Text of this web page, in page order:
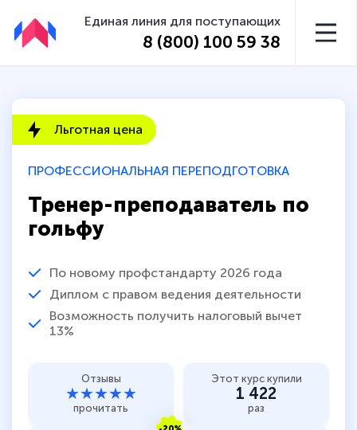
Единая линия для поступающих
8 (800) 100 59 38
ПРОФЕССИОНАЛЬНАЯ ПЕРЕПОДГОТОВКА
Тренер-преподаватель по
гольфу
По новому профстандарту 2026 года
Диплом с правом ведения деятельности
Возможность получить налоговый вычет
13%
Льготная цена
Отзывы
★★★★★
прочитать
Этот курс купили
1 422
раз